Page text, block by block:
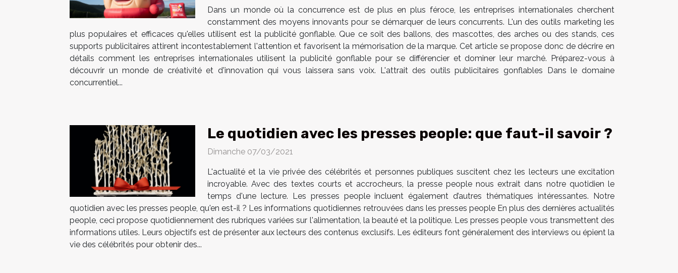
Dans un monde où la concurrence est de plus en plus féroce, les entreprises internationales cherchent
constamment des moyens innovants pour se démarquer de leurs concurrents. L'un des outils marketing les
plus populaires et efficaces qu'elles utilisent est la publicité gonflable. Que ce soit des ballons, des mascottes, des arches ou des stands, ces
supports publicitaires attirent incontestablement l'attention et favorisent la mémorisation de la marque. Cet article se propose donc de décrire en
détails comment les entreprises internationales utilisent la publicité gonflable pour se différencier et dominer leur marché. Préparez-vous à
découvrir un monde de créativité et d'innovation qui vous laissera sans voix. L'attrait des outils publicitaires gonflables Dans le domaine
concurrentiel...
Le quotidien avec les presses people: que faut-il savoir ?
Dimanche 07/03/2021
L'actualité et la vie privée des célébrités et personnes publiques suscitent chez les lecteurs une excitation
incroyable. Avec des textes courts et accrocheurs, la presse people nous extrait dans notre quotidien le
temps d'une lecture. Les presses people incluent également d’autres thématiques intéressantes. Notre
quotidien avec les presses people, qu'en est-il ? Les informations quotidiennes retrouvées dans les presses people En plus des dernières actualités
people, ceci propose quotidiennement des rubriques variées sur l'alimentation, la beauté et la politique. Les presses people vous transmettent des
informations utiles. Leurs objectifs est de présenter aux lecteurs des contenus exclusifs. Les éditeurs font généralement des interviews ou épient la
vie des célébrités pour obtenir des...